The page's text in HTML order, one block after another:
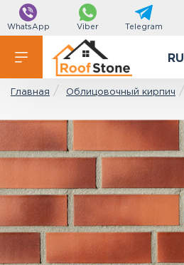
WhatsApp Viber Telegram
RU
Главная Облицовочный кирпич